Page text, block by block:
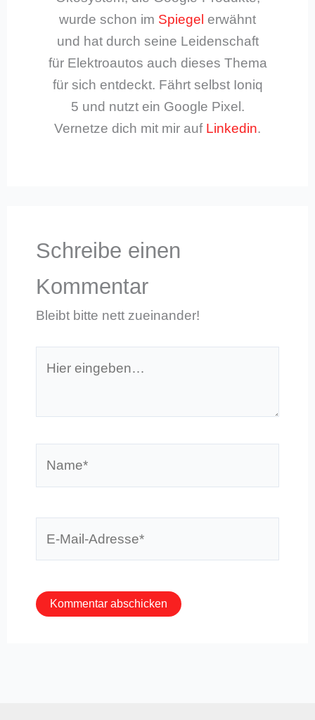
wurde schon im Spiegel erwähnt
und hat durch seine Leidenschaft
für Elektroautos auch dieses Thema
für sich entdeckt. Fährt selbst Ioniq
5 und nutzt ein Google Pixel.
Vernetze dich mit mir auf Linkedin.
Schreibe einen
Kommentar
Bleibt bitte nett zueinander!
eingeben…